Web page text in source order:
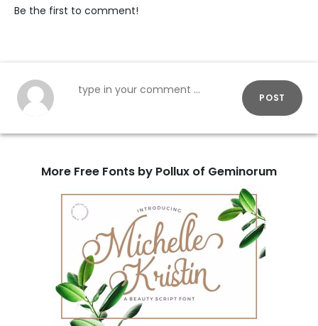
Be the first to comment!
POST
More Free Fonts by Pollux of Geminorum